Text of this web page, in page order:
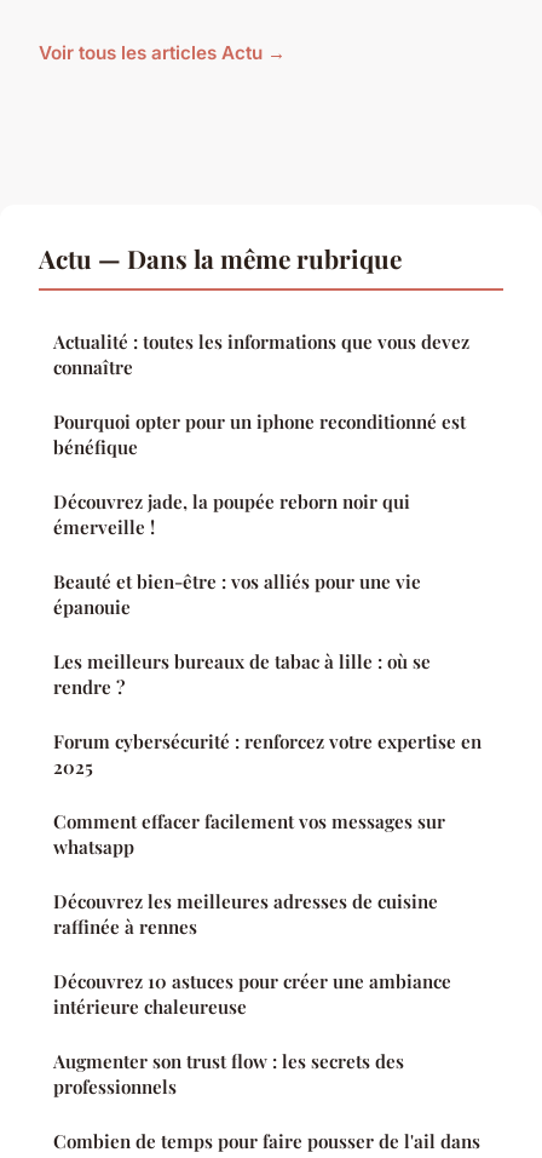
Voir tous les articles Actu →
Actu — Dans la même rubrique
Actualité : toutes les informations que vous devez
connaître
Pourquoi opter pour un iphone reconditionné est
bénéfique
Découvrez jade, la poupée reborn noir qui
émerveille !
Beauté et bien-être : vos alliés pour une vie
épanouie
Les meilleurs bureaux de tabac à lille : où se
rendre ?
Forum cybersécurité : renforcez votre expertise en
2025
Comment effacer facilement vos messages sur
whatsapp
Découvrez les meilleures adresses de cuisine
raffinée à rennes
Découvrez 10 astuces pour créer une ambiance
intérieure chaleureuse
Augmenter son trust flow : les secrets des
professionnels
Combien de temps pour faire pousser de l'ail dans